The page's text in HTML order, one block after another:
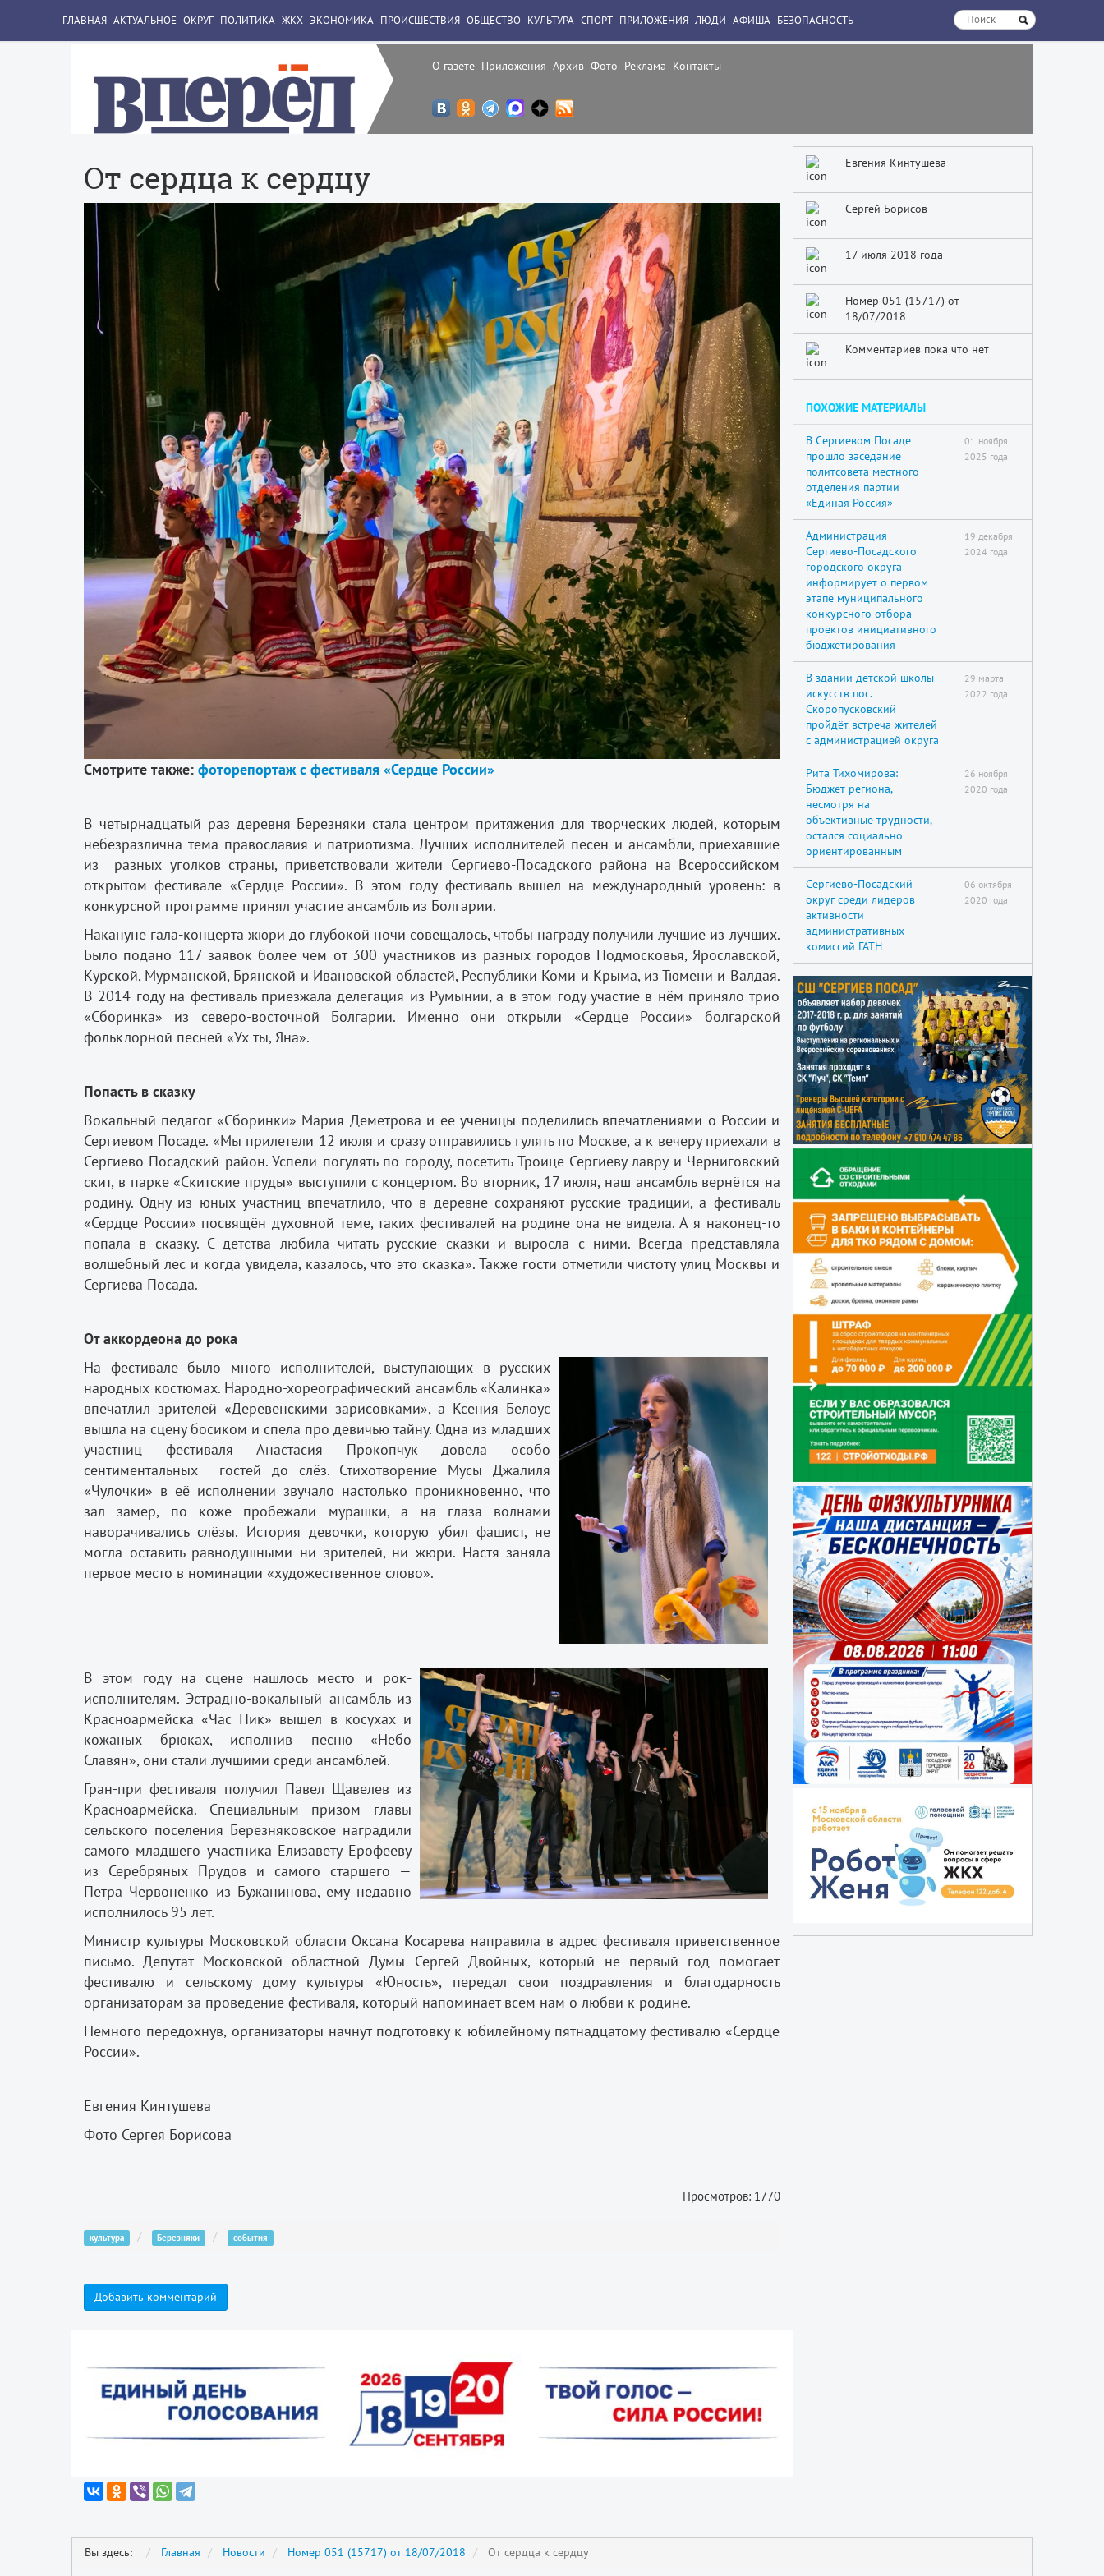
О газете Приложения Архив Фото Реклама Контакты
ГЛАВНАЯ АКТУАЛЬНОЕ ОКРУГ ПОЛИТИКА ЖКХ ЭКОНОМИКА ПРОИСШЕСТВИЯ ОБЩЕСТВО КУЛЬТУРА СПОРТ ПРИЛОЖЕНИЯ ЛЮДИ АФИША БЕЗОПАСНОСТЬ
От сердца к сердцу
Смотрите также: фоторепортаж с фестиваля «Сердце России»
В четырнадцатый раз деревня Березняки стала центром притяжения для творческих людей, которым
небезразлична тема православия и патриотизма. Лучших исполнителей песен и ансамбли, приехавшие
из разных уголков страны, приветствовали жители Сергиево-Посадского района на Всероссийском
открытом фестивале «Сердце России». В этом году фестиваль вышел на международный уровень: в
конкурсной программе принял участие ансамбль из Болгарии.
Накануне гала-концерта жюри до глубокой ночи совещалось, чтобы награду получили лучшие из лучших.
Было подано 117 заявок более чем от 300 участников из разных городов Подмосковья, Ярославской,
Курской, Мурманской, Брянской и Ивановской областей, Республики Коми и Крыма, из Тюмени и Валдая.
В 2014 году на фестиваль приезжала делегация из Румынии, а в этом году участие в нём приняло трио
«Сборинка» из северо-восточной Болгарии. Именно они открыли «Сердце России» болгарской
фольклорной песней «Ух ты, Яна».
Попасть в сказку
Вокальный педагог «Сборинки» Мария Деметрова и её ученицы поделились впечатлениями о России и
Сергиевом Посаде. «Мы прилетели 12 июля и сразу отправились гулять по Москве, а к вечеру приехали в
Сергиево-Посадский район. Успели погулять по городу, посетить Троице-Сергиеву лавру и Черниговский
скит, в парке «Скитские пруды» выступили с концертом. Во вторник, 17 июля, наш ансамбль вернётся на
родину. Одну из юных участниц впечатлило, что в деревне сохраняют русские традиции, а фестиваль
«Сердце России» посвящён духовной теме, таких фестивалей на родине она не видела. А я наконец-то
попала в сказку. С детства любила читать русские сказки и выросла с ними. Всегда представляла
волшебный лес и когда увидела, казалось, что это сказка». Также гости отметили чистоту улиц Москвы и
Сергиева Посада.
От аккордеона до рока
На фестивале было много исполнителей, выступающих в русских
народных костюмах. Народно-хореографический ансамбль «Калинка»
впечатлил зрителей «Деревенскими зарисовками», а Ксения Белоус
вышла на сцену босиком и спела про девичью тайну. Одна из младших
участниц фестиваля Анастасия Прокопчук довела особо
сентиментальных гостей до слёз. Стихотворение Мусы Джалиля
«Чулочки» в её исполнении звучало настолько проникновенно, что
зал замер, по коже пробежали мурашки, а на глаза волнами
наворачивались слёзы. История девочки, которую убил фашист, не
могла оставить равнодушными ни зрителей, ни жюри. Настя заняла
первое место в номинации «художественное слово».
В этом году на сцене нашлось место и рок-
исполнителям. Эстрадно-вокальный ансамбль из
Красноармейска «Час Пик» вышел в косухах и
кожаных брюках, исполнив песню «Небо
Славян», они стали лучшими среди ансамблей.
Гран-при фестиваля получил Павел Щавелев из
Красноармейска. Специальным призом главы
сельского поселения Березняковское наградили
самого младшего участника Елизавету Ерофееву
из Серебряных Прудов и самого старшего —
Петра Червоненко из Бужанинова, ему недавно
исполнилось 95 лет.
Министр культуры Московской области Оксана Косарева направила в адрес фестиваля приветственное
письмо. Депутат Московской областной Думы Сергей Двойных, который не первый год помогает
фестивалю и сельскому дому культуры «Юность», передал свои поздравления и благодарность
организаторам за проведение фестиваля, который напоминает всем нам о любви к родине.
Немного передохнув, организаторы начнут подготовку к юбилейному пятнадцатому фестивалю «Сердце
России».
Евгения Кинтушева
Фото Сергея Борисова
Просмотров: 1770
культура Березняки события
Добавить комментарий
Евгения Кинтушева
Сергей Борисов
17 июля 2018 года
Номер 051 (15717) от
18/07/2018
Комментариев пока что нет
ПОХОЖИЕ МАТЕРИАЛЫ
В Сергиевом Посаде
прошло заседание
политсовета местного
отделения партии
«Единая Россия»
01 ноября
2025 года
Администрация
Сергиево-Посадского
городского округа
информирует о первом
этапе муниципального
конкурсного отбора
проектов инициативного
бюджетирования
19 декабря
2024 года
В здании детской школы
искусств пос.
Скоропусковский
пройдёт встреча жителей
с администрацией округа
29 марта
2022 года
Рита Тихомирова:
Бюджет региона,
несмотря на
объективные трудности,
остался социально
ориентированным
26 ноября
2020 года
Сергиево-Посадский
округ среди лидеров
активности
административных
комиссий ГАТН
06 октября
2020 года
Вы здесь: Главная Новости Номер 051 (15717) от 18/07/2018 От сердца к сердцу